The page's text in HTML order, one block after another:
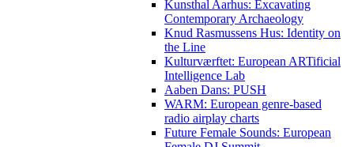
Kunsthal Aarhus: Excavating
Contemporary Archaeology
Knud Rasmussens Hus: Identity on
the Line
Kulturværftet: European ARTificial
Intelligence Lab
Aaben Dans: PUSH
WARM: European genre-based
radio airplay charts
Future Female Sounds: European